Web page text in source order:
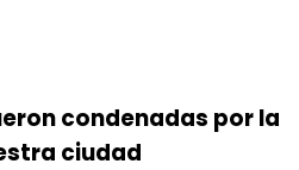
condenadas por la
ciudad